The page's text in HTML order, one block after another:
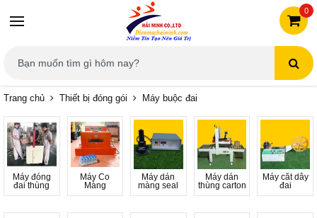
0
Trang chủ Thiết bị đóng gói Máy buộc đai
Máy đóng
đai thùng
Máy Co
Màng
Máy dán
màng seal
Máy dán
thùng carton
Máy cắt dây
đai